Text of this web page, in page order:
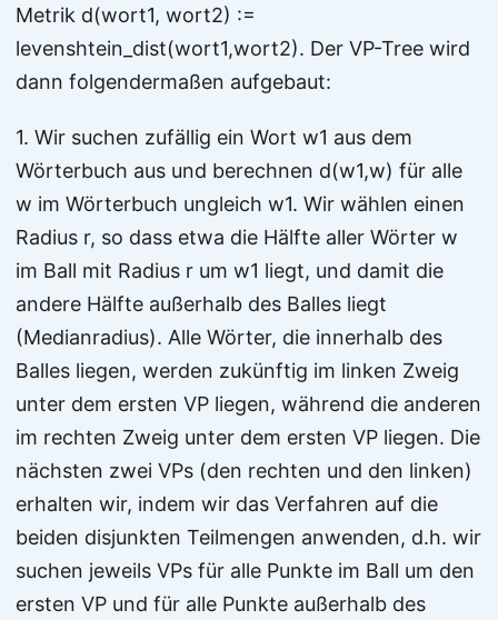
Metrik d(wort1, wort2) :=
levenshtein_dist(wort1,wort2). Der VP-Tree wird
dann folgendermaßen aufgebaut:
1. Wir suchen zufällig ein Wort w1 aus dem
Wörterbuch aus und berechnen d(w1,w) für alle
w im Wörterbuch ungleich w1. Wir wählen einen
Radius r, so dass etwa die Hälfte aller Wörter w
im Ball mit Radius r um w1 liegt, und damit die
andere Hälfte außerhalb des Balles liegt
(Medianradius). Alle Wörter, die innerhalb des
Balles liegen, werden zukünftig im linken Zweig
unter dem ersten VP liegen, während die anderen
im rechten Zweig unter dem ersten VP liegen. Die
nächsten zwei VPs (den rechten und den linken)
erhalten wir, indem wir das Verfahren auf die
beiden disjunkten Teilmengen anwenden, d.h. wir
suchen jeweils VPs für alle Punkte im Ball um den
ersten VP und für alle Punkte außerhalb des